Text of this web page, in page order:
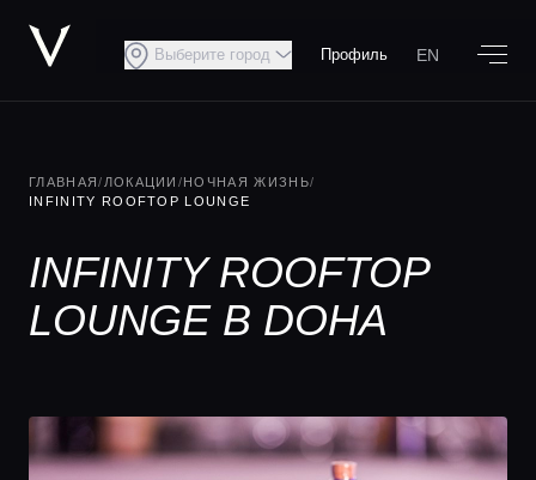
Выберите город Профиль EN
ГЛАВНАЯ/ ЛОКАЦИИ /НОЧНАЯ ЖИЗНЬ/
INFINITY ROOFTOP LOUNGE
INFINITY ROOFTOP
LOUNGE В DOHA